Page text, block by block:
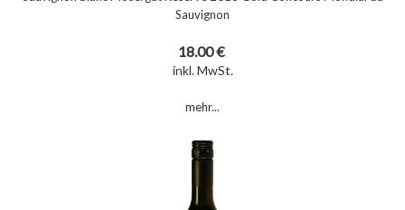
Sauvignon
18.00 €
inkl. MwSt.
mehr...